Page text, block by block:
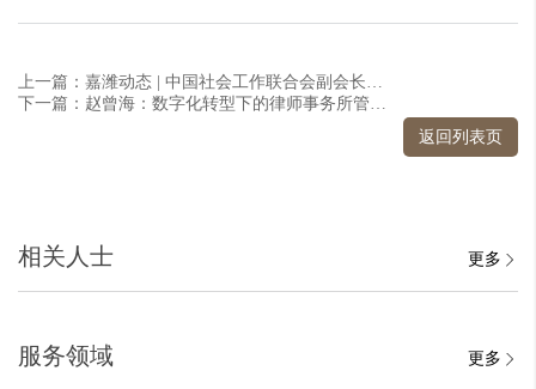
返回列表页
相关人士 更多
服务领域 更多